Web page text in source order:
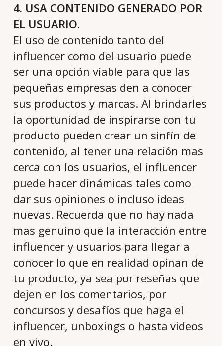
4. USA CONTENIDO GENERADO POR
EL USUARIO.
El uso de contenido tanto del
influencer como del usuario puede
ser una opción viable para que las
pequeñas empresas den a conocer
sus productos y marcas. Al brindarles
la oportunidad de inspirarse con tu
producto pueden crear un sinfín de
contenido, al tener una relación mas
cerca con los usuarios, el influencer
puede hacer dinámicas tales como
dar sus opiniones o incluso ideas
nuevas. Recuerda que no hay nada
mas genuino que la interacción entre
influencer y usuarios para llegar a
conocer lo que en realidad opinan de
tu producto, ya sea por reseñas que
dejen en los comentarios, por
concursos y desafíos que haga el
influencer, unboxings o hasta videos
en vivo.